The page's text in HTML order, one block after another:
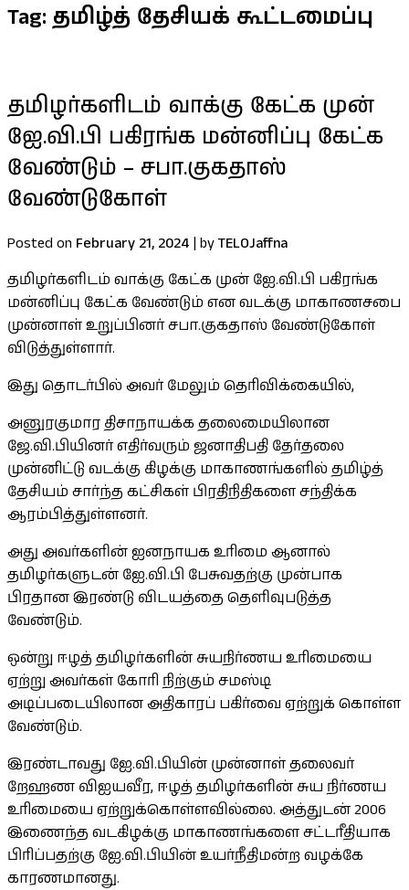
Tag:தமிழ்த் தேசியக் கூட்டமைப்பு
தமிழர்களிடம் வாக்கு கேட்க முன்
ஐே.வி.பி பகிரங்க மன்னிப்பு கேட்க
வேண்டும் – சபா.குகதாஸ்
வேண்டுகோள்
Posted on February 21, 2024 | byTELOJaffna
தமிழர்களிடம் வாக்கு கேட்க முன் ஐே.வி.பி பகிரங்க
மன்னிப்பு கேட்க வேண்டும் என வடக்கு மாகாணசபை
முன்னாள் உறுப்பினர் சபா.குகதாஸ் வேண்டுகோள்
விடுத்துள்ளார்.
இது தொடர்பில் அவர் மேலும் தெரிவிக்கையில்,
அனுரகுமார திசாநாயக்க தலைமையிலான
ஜே.வி.பியினர் எதிர்வரும் ஜனாதிபதி தேர்தலை
முன்னிட்டு வடக்கு கிழக்கு மாகாணங்களில் தமிழ்த்
தேசியம் சார்ந்த கட்சிகள் பிரதிநிதிகளை சந்திக்க
ஆரம்பித்துள்ளனர்.
அது அவர்களின் ஐனநாயக உரிமை ஆனால்
தமிழர்களுடன் ஐே.வி.பி பேசுவதற்கு முன்பாக
பிரதான இரண்டு விடயத்தை தெளிவுபடுத்த
வேண்டும்.
ஒன்று ஈழத் தமிழர்களின் சுயநிர்ணய உரிமையை
ஏற்று அவர்கள் கோரி நிற்கும் சமஸ்டி
அடிப்படையிலான அதிகாரப் பகிர்வை ஏற்றுக் கொள்ள
வேண்டும்.
இரண்டாவது ஐே.வி.பியின் முன்னாள் தலைவர்
றேஹண விஐயவீர, ஈழத் தமிழர்களின் சுய நிர்ணய
உரிமையை ஏற்றுக்கொள்ளவில்லை. அத்துடன் 2006
இணைந்த வடகிழக்கு மாகாணங்களை சட்டரீதியாக
பிரிப்பதற்கு ஐே.வி.பியின் உயர்நீதிமன்ற வழக்கே
காரணமானது.